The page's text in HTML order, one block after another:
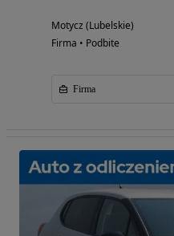
Motycz (Lubelskie)
Firma • Podbite
Firma